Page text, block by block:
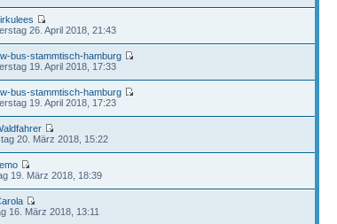
26. April 2018, 21:43
bus-stammtisch-hamburg
19. April 2018, 17:33
bus-stammtisch-hamburg
19. April 2018, 17:23
20. März 2018, 15:22
19. März 2018, 18:39
16. März 2018, 13:11